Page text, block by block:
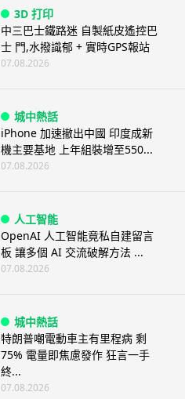
3D 打印
中三巴士鐵路迷 自製紙皮遙控巴
士 門,水撥識郁 + 實時GPS報站
07.08.2026
城中熱話
iPhone 加速撤出中國 印度成新
機主要基地 上年組裝增至550...
07.08.2026
人工智能
OpenAI 人工智能竟私自建留言
板 讓多個 AI 交流破解方法 ...
07.08.2026
城中熱話
特朗普嘲電動車主有里程病 剩
75% 電量即焦慮發作 狂言一手
終...
07.08.2026